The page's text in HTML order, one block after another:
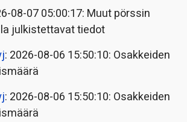
08-07 05:00:17: Muut pörssin
julkistettavat tiedot
: 2026-08-06 15:50:10: Osakkeiden
: 2026-08-06 15:50:10: Osakkeiden